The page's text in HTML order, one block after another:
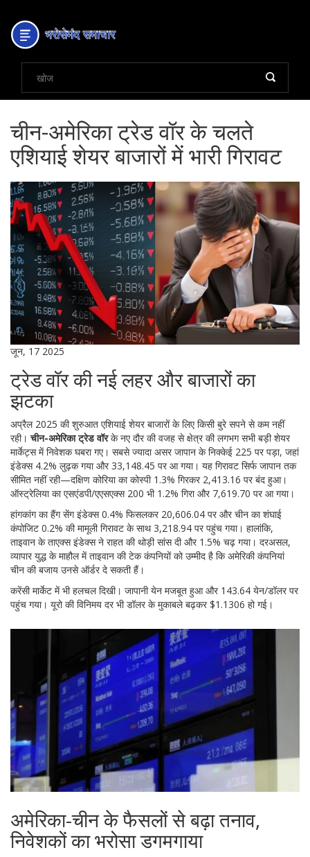
चीन-अमेरिका ट्रेड वॉर के चलते
एशियाई शेयर बाजारों में भारी गिरावट
जून, 17 2025
ट्रेड वॉर की नई लहर और बाजारों का
झटका
अप्रैल 2025 की शुरुआत एशियाई शेयर बाजारों के लिए किसी बुरे सपने से कम नहीं
रही।चीन-अमेरिका ट्रेड वॉरके नए दौर की वजह से क्षेत्र की लगभग सभी बड़ी शेयर
मार्केट्स में निवेशक घबरा गए। सबसे ज्यादा असर जापान के निक्केई 225 पर पड़ा, जहां
इंडेक्स 4.2% लुढ़क गया और 33,148.45 पर आ गया। यह गिरावट सिर्फ जापान तक
सीमित नहीं रही—दक्षिण कोरिया का कोस्पी 1.3% गिरकर 2,413.16 पर बंद हुआ।
ऑस्ट्रेलिया का एसएंडपी/एएसएक्स 200 भी 1.2% गिरा और 7,619.70 पर आ गया।
हांगकांग का हैंग सेंग इंडेक्स 0.4% फिसलकर 20,606.04 पर और चीन का शंघाई
कंपोजिट 0.2% की मामूली गिरावट के साथ 3,218.94 पर पहुंच गया। हालांकि,
ताइवान के ताएक्स इंडेक्स ने राहत की थोड़ी सांस दी और 1.5% चढ़ गया। दरअसल,
व्यापार युद्ध के माहौल में ताइवान की टेक कंपनियों को उम्मीद है कि अमेरिकी कंपनियां
चीन की बजाय उनसे ऑर्डर दे सकती हैं।
करेंसी मार्केट में भी हलचल दिखी। जापानी येन मजबूत हुआ और 143.64 येन/डॉलर पर
पहुंच गया। यूरो की विनिमय दर भी डॉलर के मुकाबले बढ़कर $1.1306 हो गई।
अमेरिका-चीन के फैसलों से बढ़ा तनाव,
निवेशकों का भरोसा डगमगाया